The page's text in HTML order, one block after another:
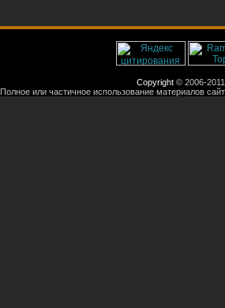
Copyright © 2006-
Полное или частичное использование материалов